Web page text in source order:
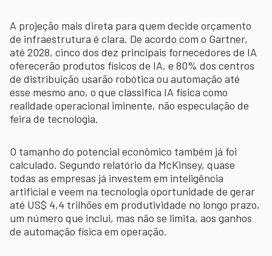
A projeção mais direta para quem decide orçamento
de infraestrutura é clara. De acordo com o Gartner,
até 2028, cinco dos dez principais fornecedores de IA
oferecerão produtos físicos de IA, e 80% dos centros
de distribuição usarão robótica ou automação até
esse mesmo ano, o que classifica IA física como
realidade operacional iminente, não especulação de
feira de tecnologia.
O tamanho do potencial econômico também já foi
calculado. Segundo relatório da McKinsey, quase
todas as empresas já investem em inteligência
artificial e veem na tecnologia oportunidade de gerar
até US$ 4,4 trilhões em produtividade no longo prazo,
um número que inclui, mas não se limita, aos ganhos
de automação física em operação.